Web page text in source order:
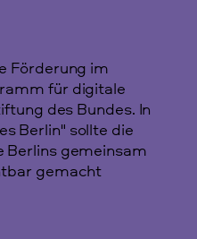
Förderung im
für digitale
des Bundes. In
Berlin" sollte die
gemeinsam
gemacht